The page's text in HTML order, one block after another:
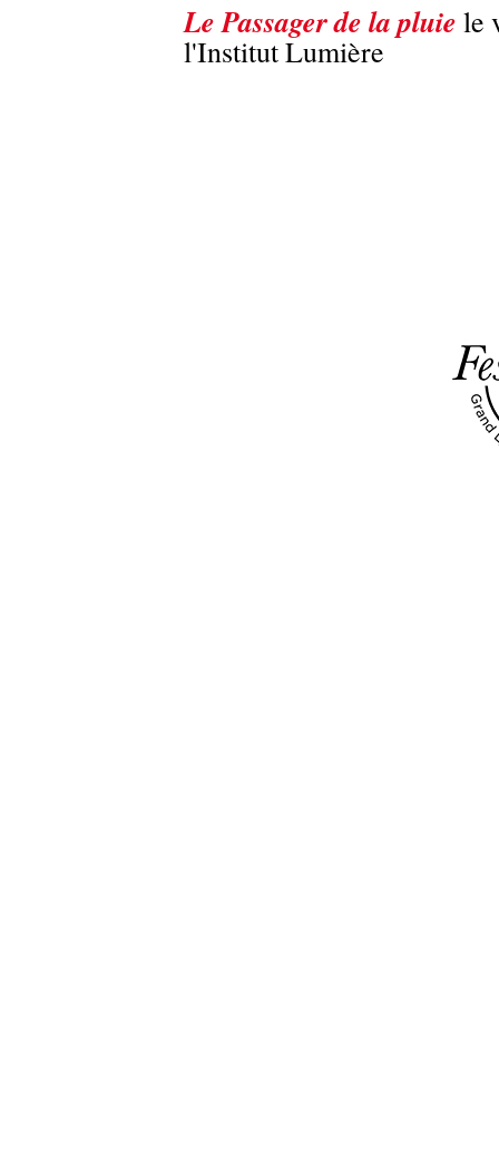
Le Passager de la pluie le
l'Institut Lumière